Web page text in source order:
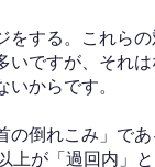
をする。これら
ですが、それ
からです。
倒れこみ」であ
上が「過回内」